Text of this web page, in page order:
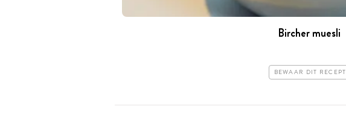
Bircher muesli
BEWAAR DIT RECEPT